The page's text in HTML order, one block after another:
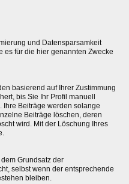
und Datensparsamkeit
es für die hier genannten Zwecke
basierend auf Ihrer Zustimmung
bis Sie Ihr Profil manuell
Beiträge werden solange
Beiträge löschen, deren
wird. Mit der Löschung Ihres
Grundsatz der
selbst wenn der entsprechende
bleiben.